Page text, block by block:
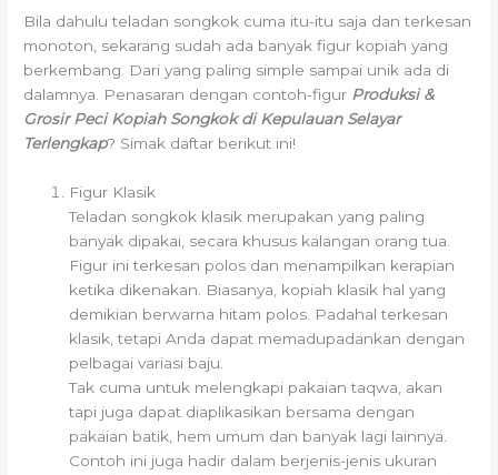
Bila dahulu teladan songkok cuma itu-itu saja dan terkesan
monoton, sekarang sudah ada banyak figur kopiah yang
berkembang. Dari yang paling simple sampai unik ada di
dalamnya. Penasaran dengan contoh-figur Produksi &
Grosir Peci Kopiah Songkok di Kepulauan Selayar
Terlengkap? Simak daftar berikut ini!
Figur Klasik
Teladan songkok klasik merupakan yang paling
banyak dipakai, secara khusus kalangan orang tua.
Figur ini terkesan polos dan menampilkan kerapian
ketika dikenakan. Biasanya, kopiah klasik hal yang
demikian berwarna hitam polos. Padahal terkesan
klasik, tetapi Anda dapat memadupadankan dengan
pelbagai variasi baju.
Tak cuma untuk melengkapi pakaian taqwa, akan
tapi juga dapat diaplikasikan bersama dengan
pakaian batik, hem umum dan banyak lagi lainnya.
Contoh ini juga hadir dalam berjenis-jenis ukuran